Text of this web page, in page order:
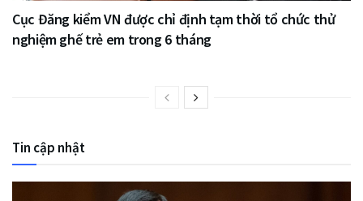
Cục Đăng kiểm VN được chỉ định tạm thời tổ chức thử
nghiệm ghế trẻ em trong 6 tháng
Tin cập nhật